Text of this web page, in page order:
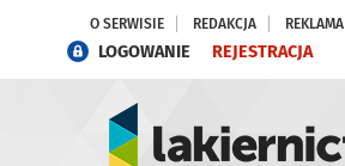
O SERWISIE REDAKCJA REKLAMA
LOGOWANIE REJESTRACJA